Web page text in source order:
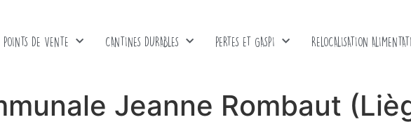
POINTS DE VENTE CANTINES DURABLES PERTES ET GASPI RELOCALISATION
Jeanne Rombaut